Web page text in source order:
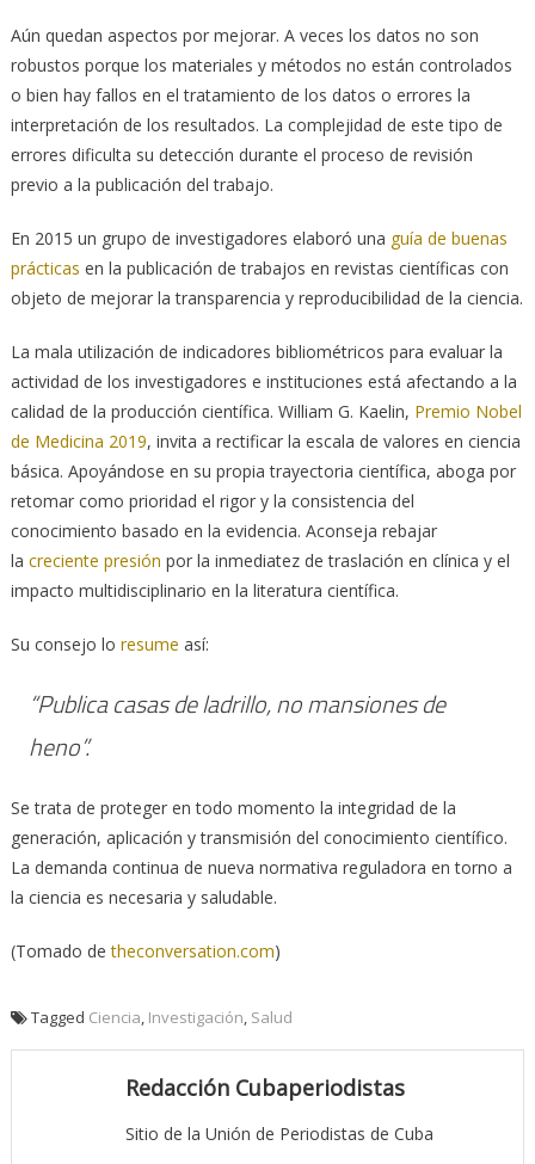
Aún quedan aspectos por mejorar. A veces los datos no son
robustos porque los materiales y métodos no están controlados
o bien hay fallos en el tratamiento de los datos o errores la
interpretación de los resultados. La complejidad de este tipo de
errores dificulta su detección durante el proceso de revisión
previo a la publicación del trabajo.
En 2015 un grupo de investigadores elaboró una guía de buenas
prácticas en la publicación de trabajos en revistas científicas con
objeto de mejorar la transparencia y reproducibilidad de la ciencia.
La mala utilización de indicadores bibliométricos para evaluar la
actividad de los investigadores e instituciones está afectando a la
calidad de la producción científica. William G. Kaelin, Premio Nobel
de Medicina 2019, invita a rectificar la escala de valores en ciencia
básica. Apoyándose en su propia trayectoria científica, aboga por
retomar como prioridad el rigor y la consistencia del
conocimiento basado en la evidencia. Aconseja rebajar
la creciente presión por la inmediatez de traslación en clínica y el
impacto multidisciplinario en la literatura científica.
Su consejo lo resume así:
“Publica casas de ladrillo, no mansiones de
heno”.
Se trata de proteger en todo momento la integridad de la
generación, aplicación y transmisión del conocimiento científico.
La demanda continua de nueva normativa reguladora en torno a
la ciencia es necesaria y saludable.
(Tomado de theconversation.com)
Tagged Ciencia Investigación Salud
Redacción Cubaperiodistas
Sitio de la Unión de Periodistas de Cuba